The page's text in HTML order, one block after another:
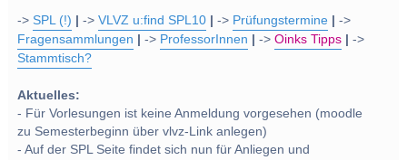
->SPL (!) ->VLVZ u:find SPL10 -> Prüfungstermine
->
Fragensammlungen
-> ProfessorInnen ->Oinks Tipps
->
Stammtisch?
Aktuelles:
- Für Vorlesungen ist keine Anmeldung vorgesehen (moodle
zu Semesterbeginn über vlvz-Link anlegen)
- Auf der SPL Seite findet sich nun für Anliegen und